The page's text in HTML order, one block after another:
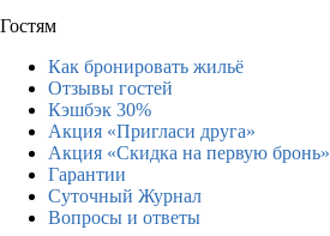
Гостям
Как бронировать жильё
Отзывы гостей
Кэшбэк 30%
Акция «Пригласи друга»
Акция «Скидка на первую бронь»
Гарантии
Суточный Журнал
Вопросы и ответы